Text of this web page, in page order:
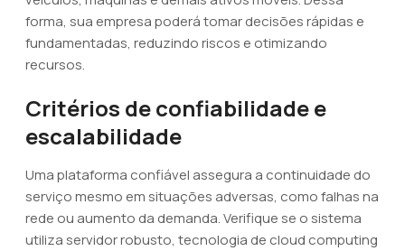
forma, sua empresa poderá tomar decisões rápidas e
fundamentadas, reduzindo riscos e otimizando
recursos.
Critérios de confiabilidade e
escalabilidade
Uma plataforma confiável assegura a continuidade do
serviço mesmo em situações adversas, como falhas na
rede ou aumento da demanda. Verifique se o sistema
utiliza servidor robusto, tecnologia de cloud computing